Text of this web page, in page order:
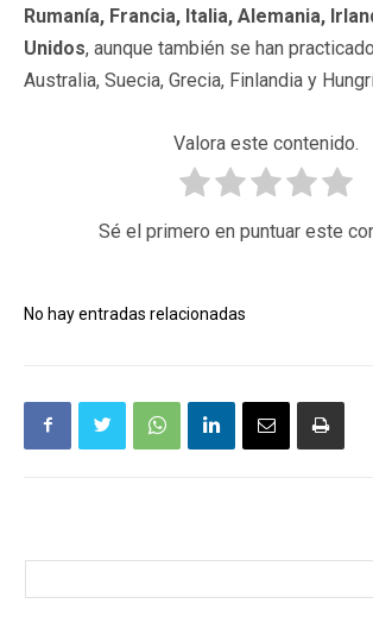
Rumanía, Francia, Italia, Alemania,
Unidos, aunque también se han
Australia, Suecia, Grecia, Finlandia y
Valora este contenido.
Sé el primero en puntuar este
No hay entradas relacionadas